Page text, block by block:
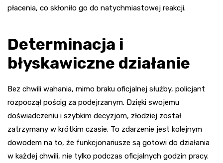
płacenia, co skłoniło go do natychmiastowej reakcji.
Determinacja i
błyskawiczne działanie
Bez chwili wahania, mimo braku oficjalnej służby, policjant
rozpoczął pościg za podejrzanym. Dzięki swojemu
doświadczeniu i szybkim decyzjom, złodziej został
zatrzymany w krótkim czasie. To zdarzenie jest kolejnym
dowodem na to, że funkcjonariusze są gotowi do działania
w każdej chwili, nie tylko podczas oficjalnych godzin pracy.